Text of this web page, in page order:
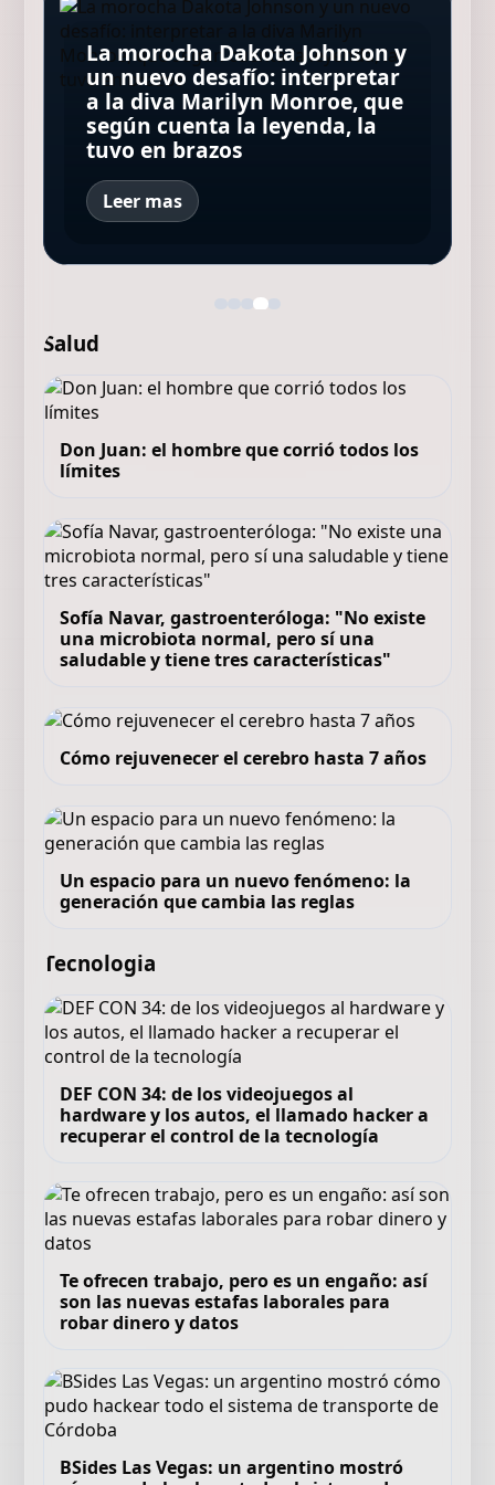
Los Beatles: cinco secretos
que esconde la icónica foto de
la tapa de "Abbey Road"
Qué ver en Disney+ hoy: las 10
series y películas que lideran
el ranking este sábado 8 de
agosto de 2026 en Argentina
Sharon Tate y su terrible final
en manos del Clan Manson
La morocha Dakota Johnson y
un nuevo desafío: interpretar
a la diva Marilyn Monroe, que
según cuenta la leyenda, la
tuvo en brazos
Leer mas
Minnie Driver, ex de Matt
Damon, contó que sobrevivió
a un grave accidente de
autos: "Estoy muy agradecida
de estar viva"
Salud
Don Juan: el hombre que corrió todos los
límites
Sofía Navar, gastroenteróloga: "No existe
una microbiota normal, pero sí una
saludable y tiene tres características"
Cómo rejuvenecer el cerebro hasta 7 años
Un espacio para un nuevo fenómeno: la
generación que cambia las reglas
Tecnologia
DEF CON 34: de los videojuegos al
hardware y los autos, el llamado hacker a
recuperar el control de la tecnología
Te ofrecen trabajo, pero es un engaño: así
son las nuevas estafas laborales para
robar dinero y datos
BSides Las Vegas: un argentino mostró